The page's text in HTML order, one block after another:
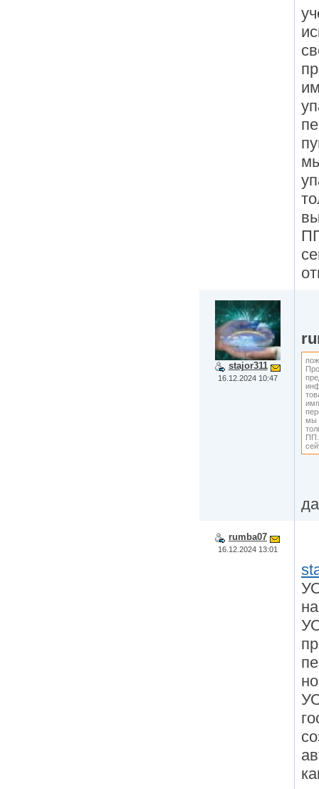
stajor311
16.12.2024 10:47
мы
ПП.
да
rumba07
16.12.2024 13:01